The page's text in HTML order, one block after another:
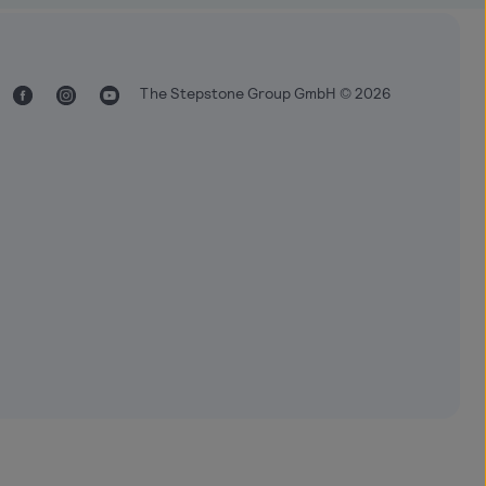
The Stepstone Group GmbH © 2026